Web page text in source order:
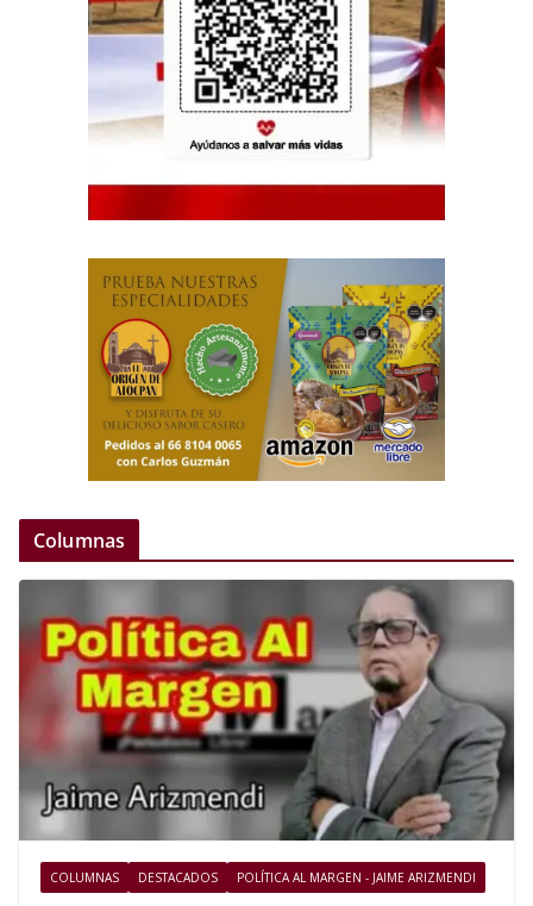
Columnas
COLUMNAS DESTACADOS POLÍTICA AL MARGEN - JAIME ARIZMENDI